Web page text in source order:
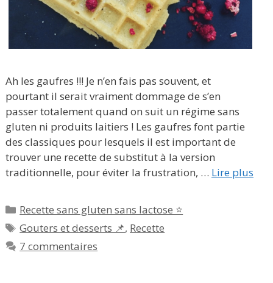
Ah les gaufres !!! Je n’en fais pas souvent, et
pourtant il serait vraiment dommage de s’en
passer totalement quand on suit un régime sans
gluten ni produits laitiers ! Les gaufres font partie
des classiques pour lesquels il est important de
trouver une recette de substitut à la version
traditionnelle, pour éviter la frustration, … Lire plus
Catégories
Recette sans gluten sans lactose ⭐
Étiquettes
Gouters et desserts 📌, Recette
7 commentaires